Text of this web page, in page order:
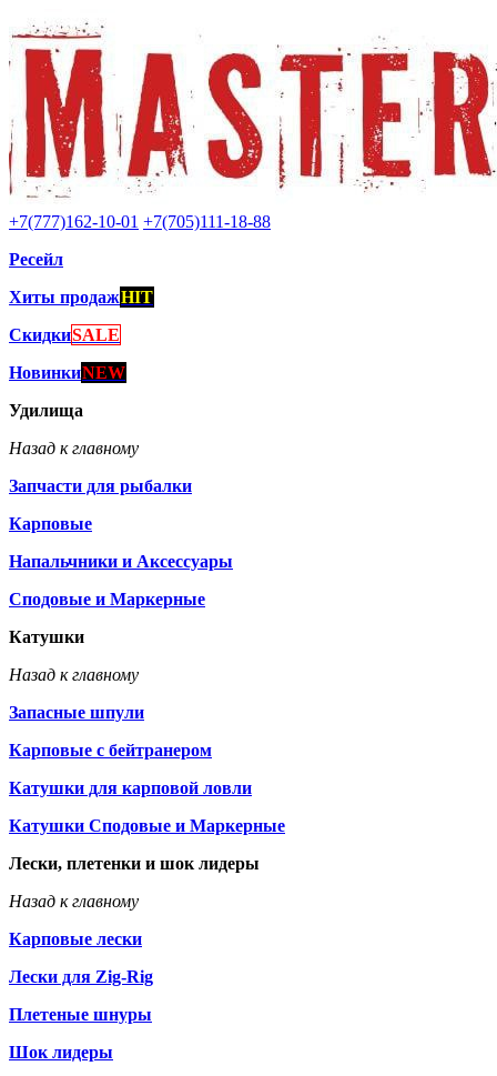
+7(777)162-10-01 +7(705)111-18-88
Ресейл
Хиты продажHIT
СкидкиSALE
НовинкиNEW
Удилища
Назад к главному
Запчасти для рыбалки
Карповые
Напальчники и Аксессуары
Сподовые и Маркерные
Катушки
Назад к главному
Запасные шпули
Карповые с бейтранером
Катушки для карповой ловли
Катушки Сподовые и Маркерные
Лески, плетенки и шок лидеры
Назад к главному
Карповые лески
Лески для Zig-Rig
Плетеные шнуры
Шок лидеры